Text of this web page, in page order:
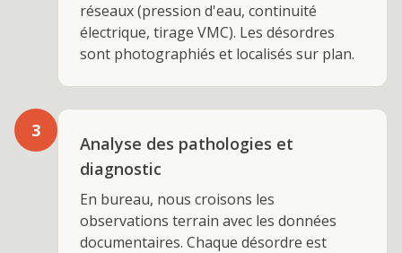
réseaux (pression d'eau, continuité
électrique, tirage VMC). Les désordres
sont photographiés et localisés sur plan.
3
Analyse des pathologies et
diagnostic
En bureau, nous croisons les
observations terrain avec les données
documentaires. Chaque désordre est